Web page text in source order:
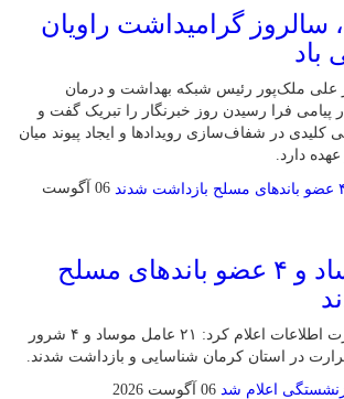
سالروز گرامیداشت راویان
باد
علی ملک‌پور رئیس شبکه بهداشت و درمان
پیامی فرا رسیدن روز خبرنگار را تبریک گفت و
کلیدی در شفاف‌سازی رویدادها و ایجاد پیوند میان
دارد.
06 آگوست
۲۱ عامل موساد و ۴ عضو باند‌های مسلح
محمودآباد آنلاین : وزارت اطلاعات اعلام کرد: ۲۱ عامل موساد و ۴ شرور
در استان کرمان شناسایی و بازداشت شدند.
06 آگوست 2026